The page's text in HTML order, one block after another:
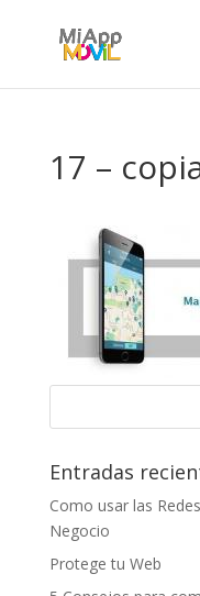
17 –
Entradas
Como usar las
Negocio
Protege tu Web